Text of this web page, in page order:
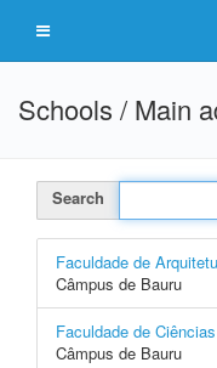
Schools / Main
Search
Faculdade de
Câmpus de Bauru
Faculdade de Ciências
Câmpus de Bauru